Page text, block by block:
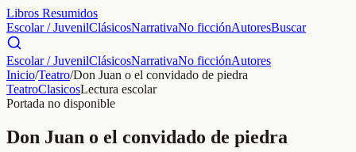
Libros Resumidos
Escolar / JuvenilClásicosNarrativaNo ficciónAutoresBuscar
Escolar / JuvenilClásicosNarrativaNo ficciónAutores
Inicio/Teatro/Don Juan o el convidado de piedra
TeatroClasicosLectura escolar
Portada no disponible
Don Juan o el convidado de piedra